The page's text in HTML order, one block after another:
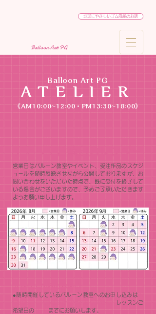
地球にやさしいゴム風船のお話
Balloon Art PG
Balloon Art PG
ATELIER
《AM10:00~12:00・PM13:30~18:00》
アトリエ営業日カレンダー
営業日はバルーン教室やイベント、受注作品のスケジ
ュールを随時反映させながら公開しておりますが、お
問い合わせをいただいた時点で、既に受付を終了して
いる場合がございますので、予めご了承いただきます
ようお願い申し上げます。
アトリエからのお願い
●随時開催しているバルーン教室へのお申し込みは
日のお申し込みは受け付けておりません。
レッスンご
希望日の
までにお願いします。